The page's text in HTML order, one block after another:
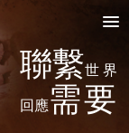
聯繫世界
回應需要